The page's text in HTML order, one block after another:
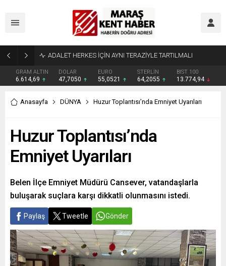
GRAM ALTIN
6.614,69
DOLAR
47,7050
EURO
55,0521
STERLİN
64,2055
BIST 100
13.774,94
Anasayfa DÜNYA Huzur Toplantısı’nda Emniyet Uyarıları
Huzur Toplantısı’nda
Emniyet Uyarıları
Belen İlçe Emniyet Müdürü Cansever, vatandaşlarla
buluşarak suçlara karşı dikkatli olunmasını istedi.
Paylaş Tweetle Gönder